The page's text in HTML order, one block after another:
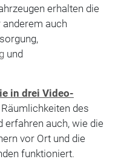
erhalten die
anderem auch
und
in drei Video-
des
erfahren auch, wie die
vor Ort und die
funktioniert.